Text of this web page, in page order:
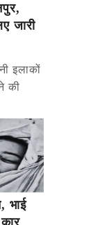
जारी
इलाकों
की
भाई